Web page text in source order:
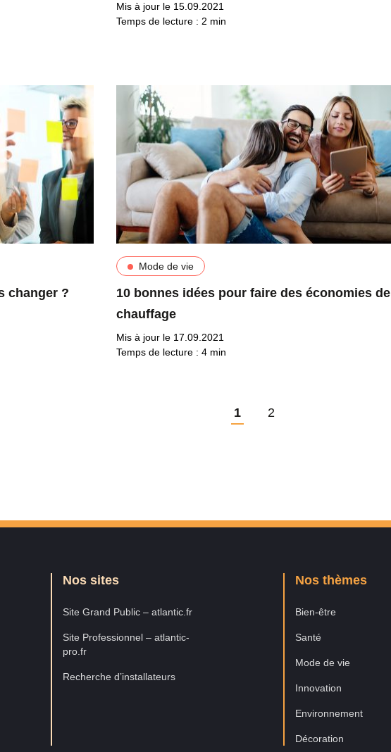
Mis à jour le 15.09.2021
Temps de lecture : 2 min
changer ?
Mode de vie
10 bonnes idées pour faire des économies de
chauffage
Mis à jour le 17.09.2021
Temps de lecture : 4 min
1 2
Nos sites
Site Grand Public – atlantic.fr
Site Professionnel – atlantic-
pro.fr
Recherche d’installateurs
Nos thèmes
Bien-être
Santé
Mode de vie
Innovation
Environnement
Décoration